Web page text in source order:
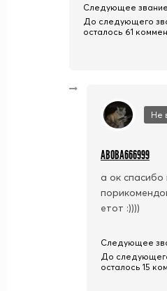
Следующее
До следующего
осталось 61
Не
ABOBA666999
а ок
етот :))))
Следующее
До
осталось 15